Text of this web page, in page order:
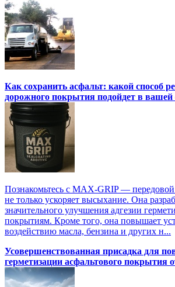
Как сохранить асфальт: какой способ
дорожного покрытия подойдет в вашей
Познакомьтесь с MAX-GRIP — передовой
не только ускоряет высыхание. Она
значительного улучшения адгезии
покрытиям. Кроме того, она повышает
воздействию масла, бензина и других н...
Усовершенствованная присадка для
герметизации асфальтового покрытия